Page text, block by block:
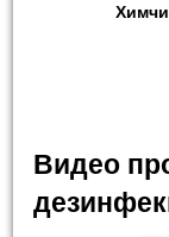
Видео